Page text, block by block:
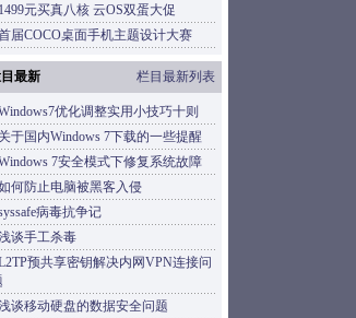
1499元买真八核 云OS双蛋大促
届COCO桌面手机主题设计大赛
最新 栏目最新列表
优化调整实用小技巧十则
关于国内Windows 7下载的一些提醒
7安全模式下修复系统故障
何防止电脑被黑客入侵
病毒抗争记
谈手工杀毒
预共享密钥解决内网VPN连接问
谈移动硬盘的数据安全问题